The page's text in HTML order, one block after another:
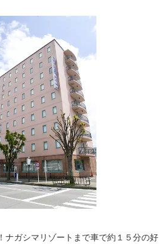
ナガシマリゾートまで車で約１５分の好